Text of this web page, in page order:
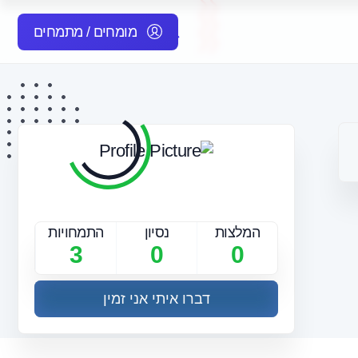
מומחים / מתמחים
המלצות
0
נסיון
0
התמחויות
3
דברו איתי אני זמין